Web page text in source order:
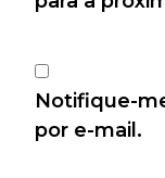
Notifique-
por e-mail.